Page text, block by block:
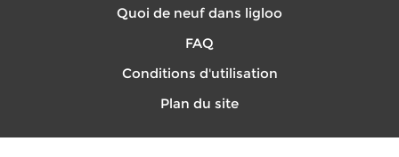
Quoi de neuf dans ligloo
FAQ
Conditions d'utilisation
Plan du site